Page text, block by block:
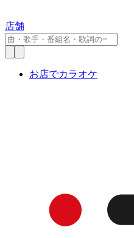
店舗
お店でカラオケ